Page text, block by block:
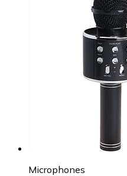
Microphones